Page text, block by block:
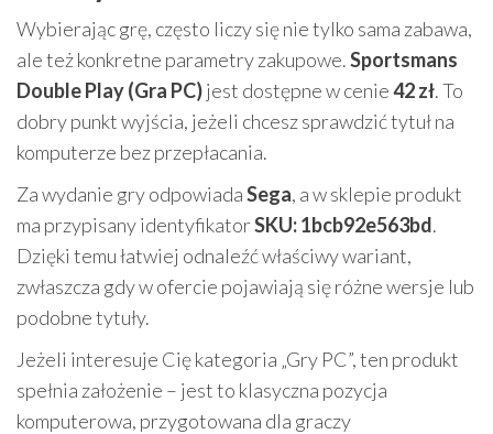
Wybierając grę, często liczy się nie tylko sama zabawa,
ale też konkretne parametry zakupowe.Sportsmans
Double Play (Gra PC)jest dostępne w cenie42 zł. To
dobry punkt wyjścia, jeżeli chcesz sprawdzić tytuł na
komputerze bez przepłacania.
Za wydanie gry odpowiadaSega, a w sklepie produkt
ma przypisany identyfikatorSKU: 1bcb92e563bd.
Dzięki temu łatwiej odnaleźć właściwy wariant,
zwłaszcza gdy w ofercie pojawiają się różne wersje lub
podobne tytuły.
Jeżeli interesuje Cię kategoria „Gry PC”, ten produkt
spełnia założenie – jest to klasyczna pozycja
komputerowa, przygotowana dla graczy